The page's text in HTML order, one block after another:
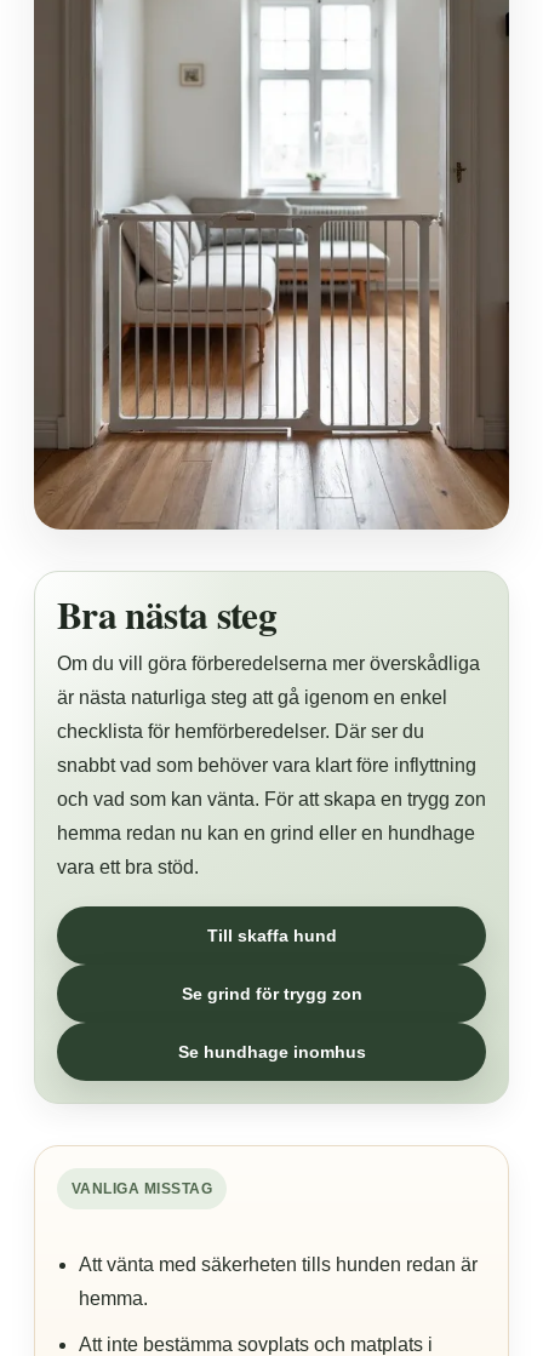
Bra nästa steg
Om du vill göra förberedelserna mer överskådliga
är nästa naturliga steg att gå igenom en enkel
checklista för hemförberedelser. Där ser du
snabbt vad som behöver vara klart före inflyttning
och vad som kan vänta. För att skapa en trygg zon
hemma redan nu kan en grind eller en hundhage
vara ett bra stöd.
Till skaffa hund
Se grind för trygg zon
Se hundhage inomhus
VANLIGA MISSTAG
Att vänta med säkerheten tills hunden redan är
hemma.
Att inte bestämma sovplats och matplats i